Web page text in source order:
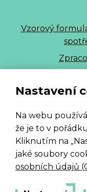
Nastavení
Na webu
že je to v
Kliknutím na
jaké soubory
osobních údajů
Vzorový